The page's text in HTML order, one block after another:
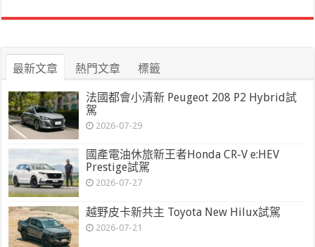
最新文章 熱門文章 標籤
法國都會小清新 Peugeot 208 P2 Hybrid試
駕
2026-07-29
國產電油休旅新王者Honda CR-V e:HEV
Prestige試駕
2026-07-27
越野皮卡新共主 Toyota New Hilux試駕
2026-07-21